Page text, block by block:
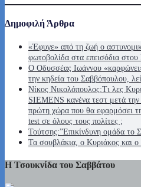
Δημοφιλή Άρθρα
«Έφυγε» από τη ζωή ο
φωτοβολίδα στα επεισόδια στου
Ο Οδυσσέας Ιωάννου
την κηδεία του Σαββόπουλου,
Νίκος Νικολόπουλος:Τι λες
SIEMENS κανένα τεστ μετά
πρώτη χώρα που θα εφαρμόσει
test σε όλους τους πολίτες ;
Τούτσης:”Επικίνδυνη ομάδα το
Τα σουβλάκια, ο Κυριάκος και
Η Τσουκνίδα του Σαββάτου